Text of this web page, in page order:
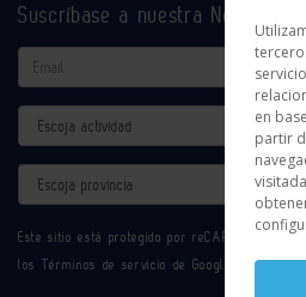
Suscríbase a nuestra Newsletter
Email
Actividad
Provincia
Este sitio está protegido por reCAPTCHA y se
los Términos de servicio de Google.
en
partir